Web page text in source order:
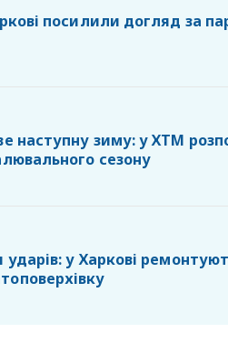
посилили догляд за
наступну зиму: у ХТМ
сезону
ударів: у Харкові